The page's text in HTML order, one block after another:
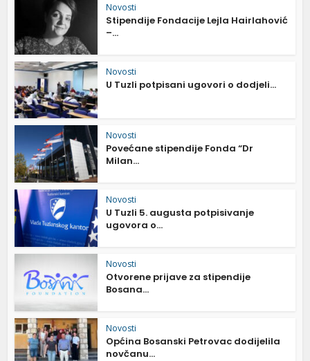
Novosti
Stipendije Fondacije Lejla Hairlahović
–...
Novosti
U Tuzli potpisani ugovori o dodjeli...
Novosti
Povećane stipendije Fonda “Dr
Milan...
Novosti
U Tuzli 5. augusta potpisivanje
ugovora o...
Novosti
Otvorene prijave za stipendije
Bosana...
Novosti
Općina Bosanski Petrovac dodijelila
novčanu...